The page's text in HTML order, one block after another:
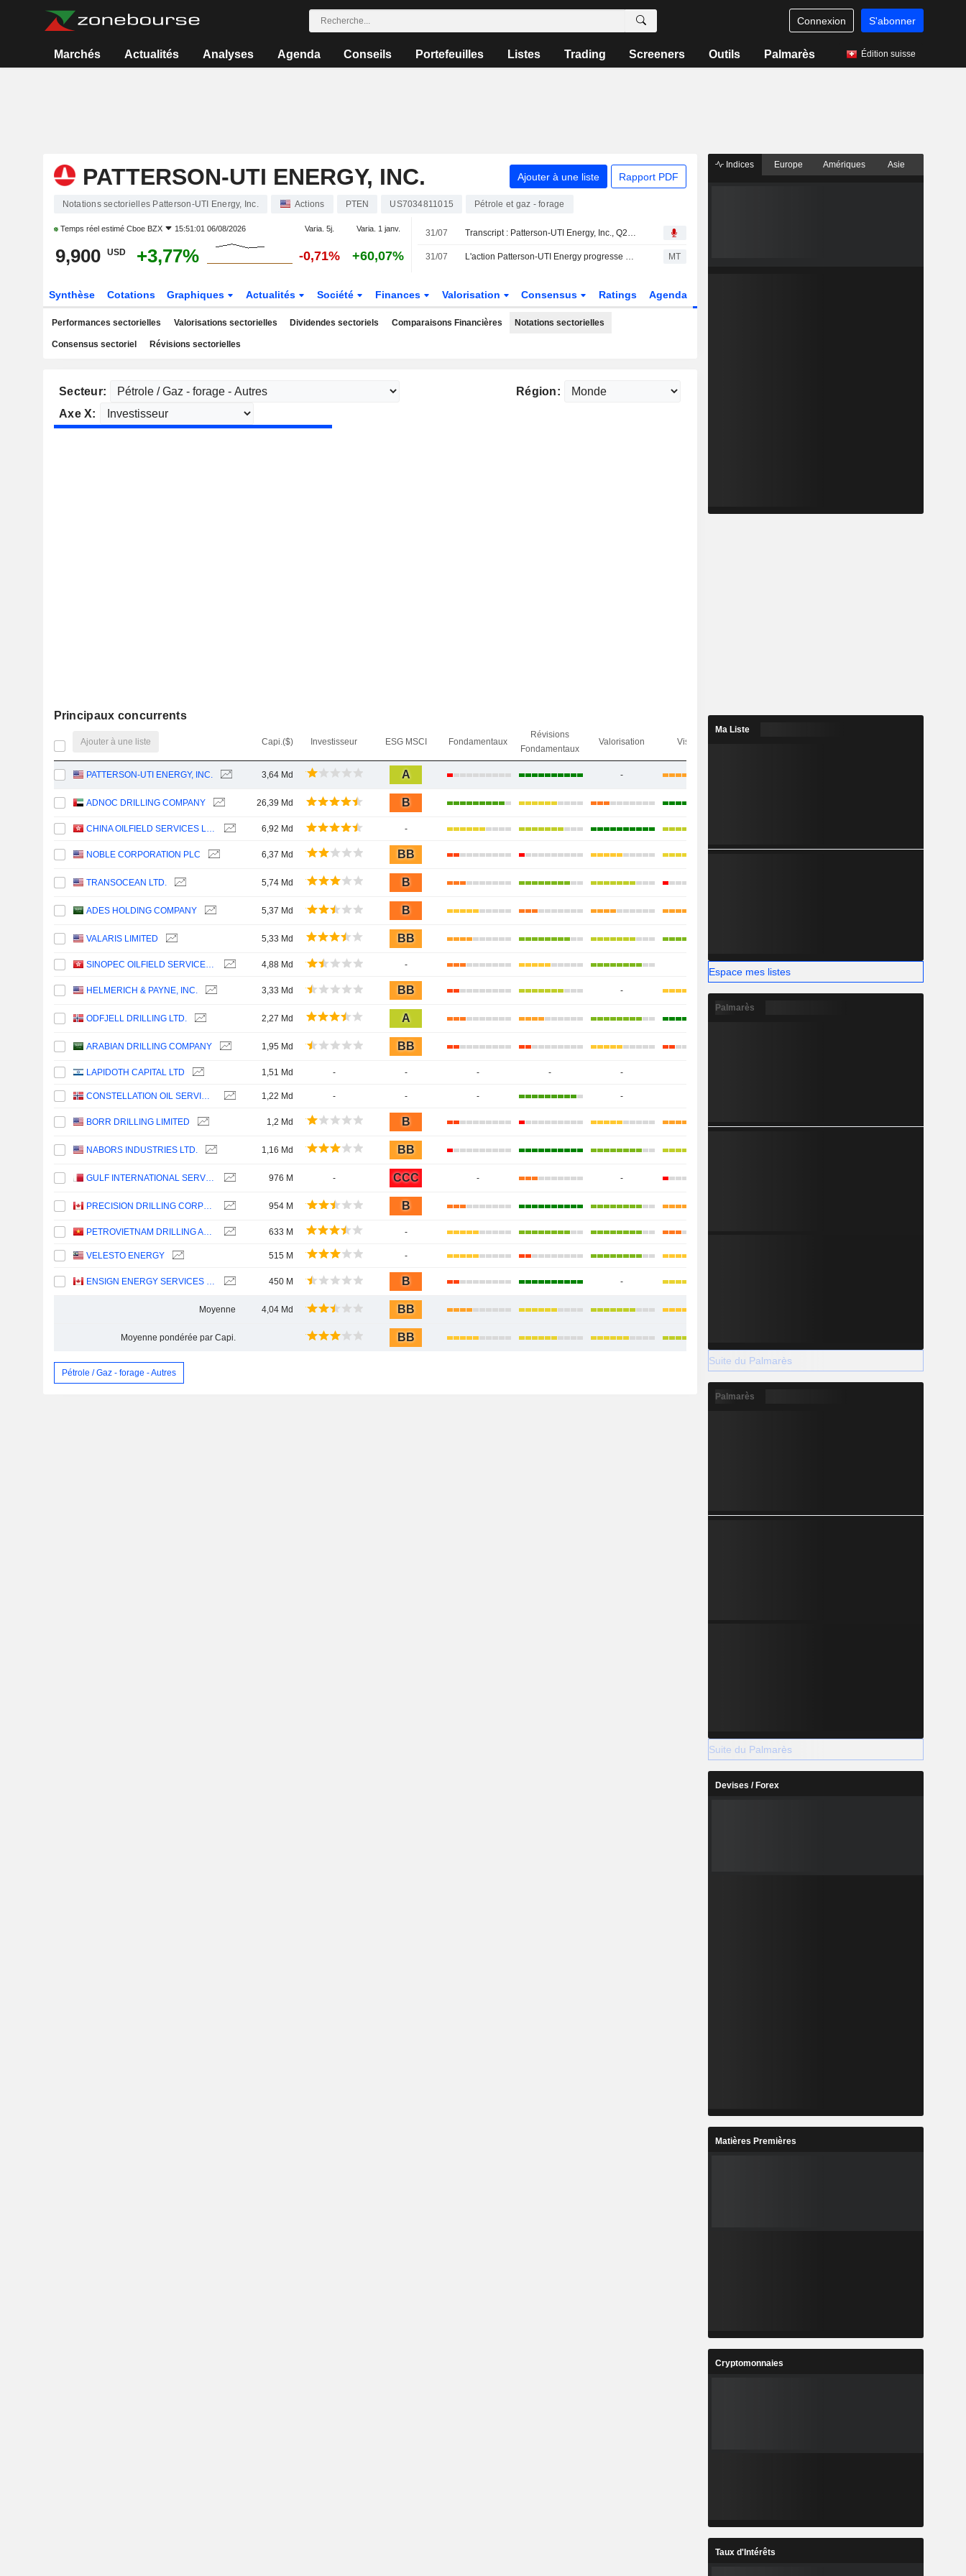
Connexion S'abonner
Marchés Actualités Analyses Agenda Conseils Portefeuilles Listes Trading Screeners Outils Palmarès Édition suisse
PATTERSON-UTI ENERGY, INC. Ajouter à une liste Rapport PDF
Notations sectorielles Patterson-UTI Energy, Inc. Actions PTEN US7034811015 Pétrole et gaz - forage
Temps réel estimé Cboe BZX 15:51:01 06/08/2026 Varia. 5j. Varia. 1 janv.
9,900 USD +3,77% -0,71% +60,07%
31/07 Transcript : Patterson-UTI Energy, Inc., Q2 2026 Earnings Call, Jul 30, 2026
31/07 L'action Patterson-UTI Energy progresse après un relèvement de recommandation par JPMorgan MT
Synthèse Cotations Graphiques Actualités Société Finances Valorisation Consensus Ratings Agenda
Performances sectorielles Valorisations sectorielles Dividendes sectoriels Comparaisons Financières Notations sectorielles
Consensus sectoriel Révisions sectorielles
Secteur:
Région:
Axe X:
Principaux concurrents
Ajouter à une liste Capi.($) Investisseur ESG MSCI Fondamentaux
Révisions
Fondamentaux
Valorisation Visibilité
PATTERSON-UTI ENERGY, INC. 3,64 Md A -
ADNOC DRILLING COMPANY 26,39 Md B
CHINA OILFIELD SERVICES LIMITED 6,92 Md -
NOBLE CORPORATION PLC 6,37 Md BB
TRANSOCEAN LTD. 5,74 Md B
ADES HOLDING COMPANY 5,37 Md B
VALARIS LIMITED 5,33 Md BB
SINOPEC OILFIELD SERVICE CORPORATION 4,88 Md -
HELMERICH & PAYNE, INC. 3,33 Md BB -
ODFJELL DRILLING LTD. 2,27 Md A
ARABIAN DRILLING COMPANY 1,95 Md BB
LAPIDOTH CAPITAL LTD 1,51 Md - - - - -
CONSTELLATION OIL SERVICES HOLDING S.A. 1,22 Md - - - -
BORR DRILLING LIMITED 1,2 Md B
NABORS INDUSTRIES LTD. 1,16 Md BB
GULF INTERNATIONAL SERVICES Q.P.S.C. 976 M - CCC - -
PRECISION DRILLING CORPORATION 954 M B
PETROVIETNAM DRILLING AND WELL SERVICES CORPORATION 633 M -
VELESTO ENERGY 515 M -
ENSIGN ENERGY SERVICES INC. 450 M B -
Moyenne 4,04 Md BB
Moyenne pondérée par Capi. BB
Pétrole / Gaz - forage - Autres
Indices Europe Amériques Asie
Ma Liste
Espace mes listes
Palmarès
Suite du Palmarès
Palmarès
Suite du Palmarès
Devises / Forex
Matières Premières
Cryptomonnaies
Taux d'Intérêts